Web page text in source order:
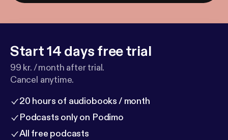
Start 14 days free trial
99 kr. / month after trial.
Cancel anytime.
20 hours of audiobooks / month
Podcasts only on Podimo
All free podcasts